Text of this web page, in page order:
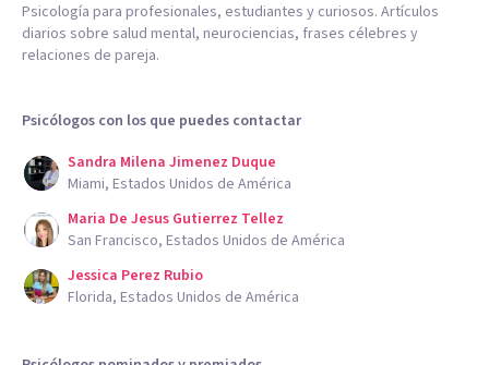
Psicología para profesionales, estudiantes y curiosos. Artículos
diarios sobre salud mental, neurociencias, frases célebres y
relaciones de pareja.
Psicólogos con los que puedes contactar
Sandra Milena Jimenez Duque
Miami, Estados Unidos de América
Maria De Jesus Gutierrez Tellez
San Francisco, Estados Unidos de América
Jessica Perez Rubio
Florida, Estados Unidos de América